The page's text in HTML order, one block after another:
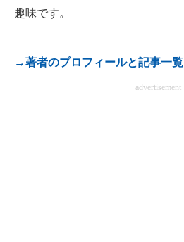
趣味です。
→著者のプロフィールと記事一覧
advertisement